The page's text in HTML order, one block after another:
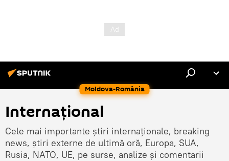
Moldova-România
Internaţional
Cele mai importante știri internaționale, breaking
news, știri externe de ultimă oră, Europa, SUA,
Rusia, NATO, UE, pe surse, analize și comentarii